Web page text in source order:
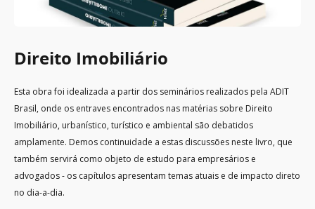
Direito Imobiliário
Esta obra foi idealizada a partir dos seminários realizados pela ADIT
Brasil, onde os entraves encontrados nas matérias sobre Direito
Imobiliário, urbanístico, turístico e ambiental são debatidos
amplamente. Demos continuidade a estas discussões neste livro, que
também servirá como objeto de estudo para empresários e
advogados - os capítulos apresentam temas atuais e de impacto direto
no dia-a-dia.